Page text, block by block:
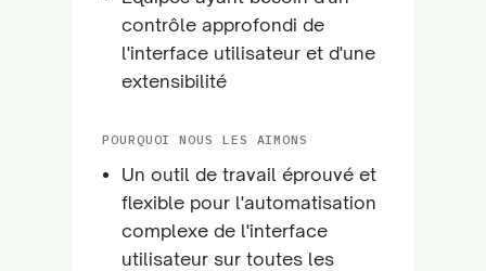
contrôle approfondi de
l'interface utilisateur et d'une
extensibilité
POURQUOI NOUS LES AIMONS
Un outil de travail éprouvé et
flexible pour l'automatisation
complexe de l'interface
utilisateur sur toutes les